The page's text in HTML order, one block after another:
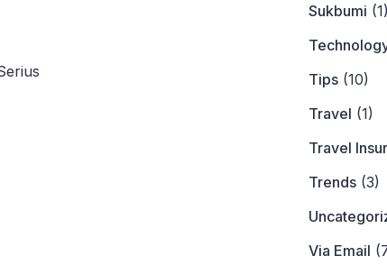
Sukbumi (1)
Tips (10)
Travel (1)
Travel
Trends (3)
Via Email